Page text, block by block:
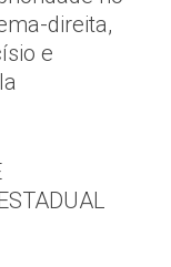
direita,
e